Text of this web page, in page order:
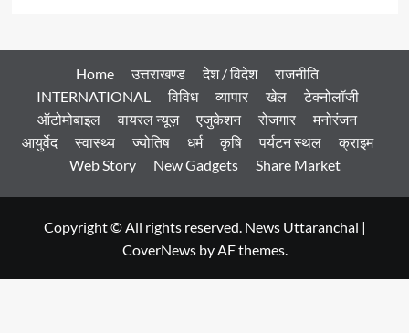
Home उत्तराखण्ड देश / विदेश
राजनीति
INTERNATIONAL
विविध व्यापार खेल
टेक्नोलॉजी
ऑटोमोबाइल
वायरल न्यूज़ एजुकेशन रोजगार
मनोरंजन
आयुर्वेद
स्वास्थ्य ज्योतिष धर्म कृषि पर्यटन स्थल
क्राइम
Web Story
New Gadgets Share Market
Copyright © All rights reserved. News Uttaranchal |
CoverNewsby AF themes.